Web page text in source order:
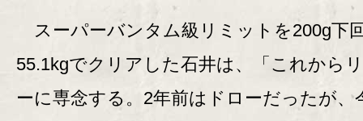
スーパーバンタム級リミットを200g下
55.1kgでクリアした石井は、「これから
ーに専念する。2年前はドローだったが、